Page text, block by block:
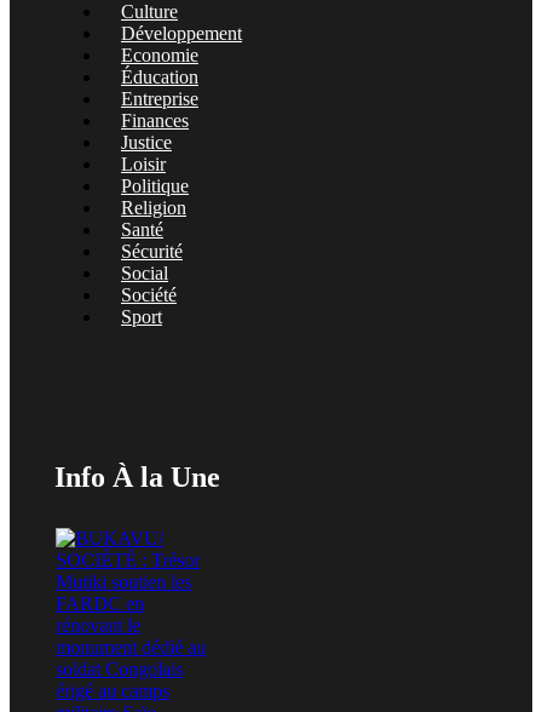
Culture
Développement
Economie
Éducation
Entreprise
Finances
Justice
Loisir
Politique
Religion
Santé
Sécurité
Social
Société
Sport
Info À la Une